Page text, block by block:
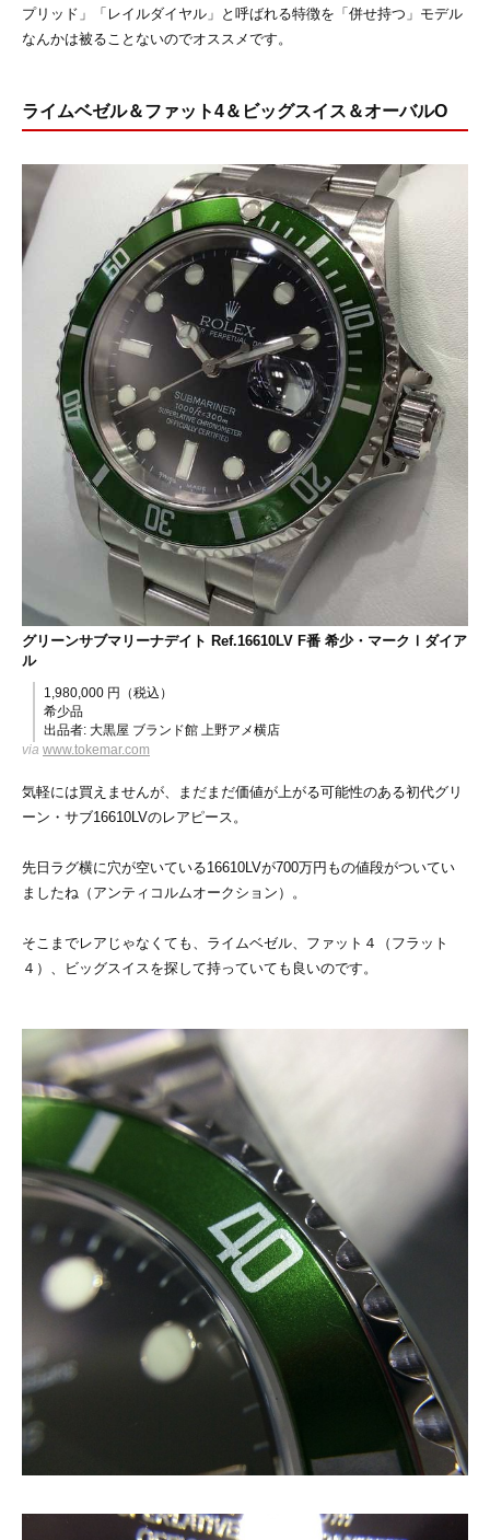
プリッド」「レイルダイヤル」と呼ばれる特徴を「併せ持つ」モデル
なんかは被ることないのでオススメです。
ライムベゼル＆ファット4＆ビッグスイス＆オーバルO
グリーンサブマリーナデイト Ref.16610LV F番 希少・マークⅠダイア
ル
1,980,000 円（税込）
希少品
出品者: 大黒屋 ブランド館 上野アメ横店
via www.tokemar.com
気軽には買えませんが、まだまだ価値が上がる可能性のある初代グリ
ーン・サブ16610LVのレアピース。
先日ラグ横に穴が空いている16610LVが700万円もの値段がついてい
ましたね（アンティコルムオークション）。
そこまでレアじゃなくても、ライムベゼル、ファット４（フラット
４）、ビッグスイスを探して持っていても良いのです。